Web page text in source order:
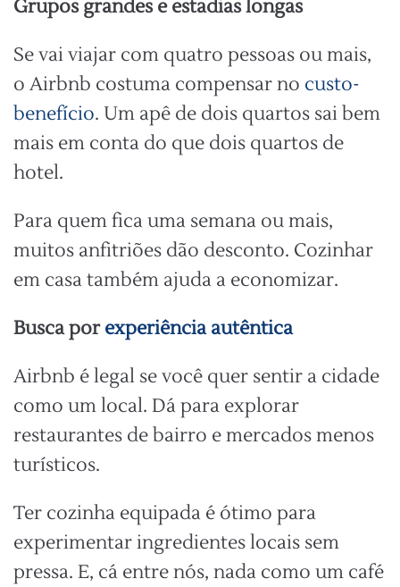
Grupos grandes e estadias longas
Se vai viajar com quatro pessoas ou mais,
o Airbnb costuma compensar no custo-
benefício. Um apê de dois quartos sai bem
mais em conta do que dois quartos de
hotel.
Para quem fica uma semana ou mais,
muitos anfitriões dão desconto. Cozinhar
em casa também ajuda a economizar.
Busca porexperiência autêntica
Airbnb é legal se você quer sentir a cidade
como um local. Dá para explorar
restaurantes de bairro e mercados menos
turísticos.
Ter cozinha equipada é ótimo para
experimentar ingredientes locais sem
pressa. E, cá entre nós, nada como um café